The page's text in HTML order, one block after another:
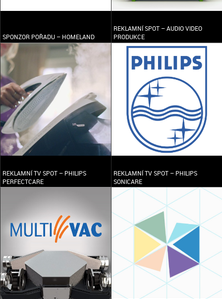
SPONZOR POŘADU – HOMELAND
REKLAMNÍ SPOT – AUDIO VIDEO
PRODUKCE
REKLAMNÍ TV SPOT – PHILIPS
PERFECTCARE
REKLAMNÍ TV SPOT – PHILIPS
SONICARE